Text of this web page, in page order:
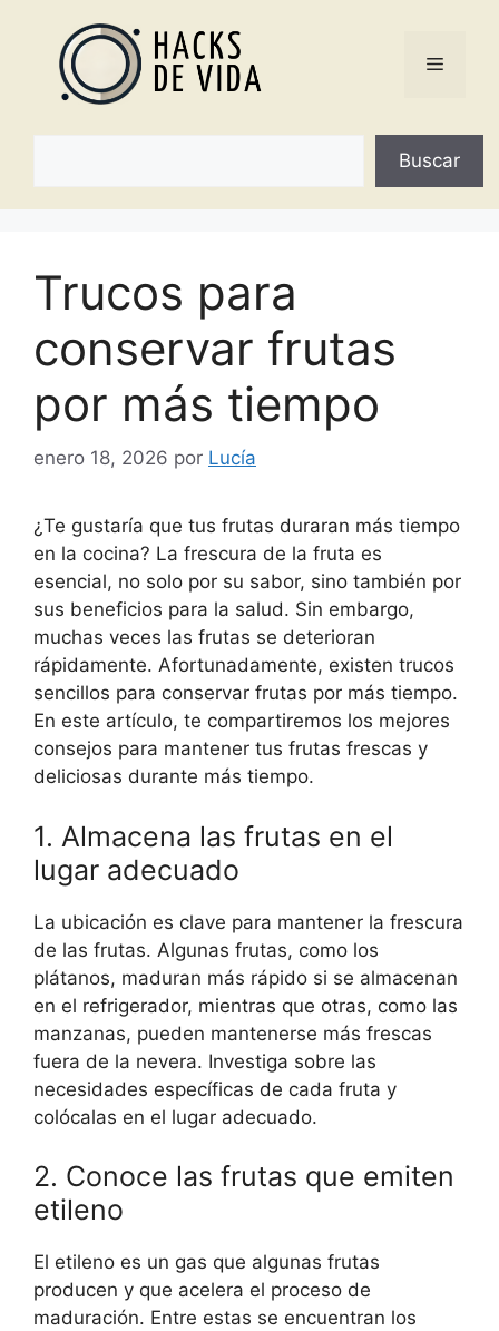
contenido
Menú
Buscar
Trucos para
conservar frutas
por más tiempo
enero 18, 2026 por Lucía
¿Te gustaría que tus frutas duraran más tiempo
en la cocina? La frescura de la fruta es
esencial, no solo por su sabor, sino también por
sus beneficios para la salud. Sin embargo,
muchas veces las frutas se deterioran
rápidamente. Afortunadamente, existen trucos
sencillos para conservar frutas por más tiempo.
En este artículo, te compartiremos los mejores
consejos para mantener tus frutas frescas y
deliciosas durante más tiempo.
1. Almacena las frutas en el
lugar adecuado
La ubicación es clave para mantener la frescura
de las frutas. Algunas frutas, como los
plátanos, maduran más rápido si se almacenan
en el refrigerador, mientras que otras, como las
manzanas, pueden mantenerse más frescas
fuera de la nevera. Investiga sobre las
necesidades específicas de cada fruta y
colócalas en el lugar adecuado.
2. Conoce las frutas que emiten
etileno
El etileno es un gas que algunas frutas
producen y que acelera el proceso de
maduración. Entre estas se encuentran los